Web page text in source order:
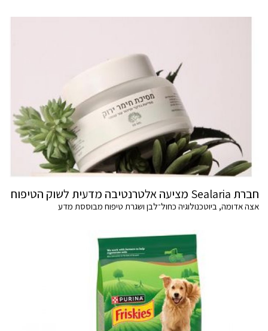
חברת Sealaria מציעה אלטרנטיבה מדעית לשוק הטיפוח
אצה אדומה, ביוטכנולוגיה כחול־לבן ושגרת טיפוח מבוססת מדע